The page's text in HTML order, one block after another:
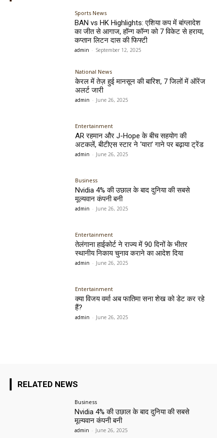
Sports News
BAN vs HK Highlights: एशिया कप में बांग्लादेश
का जीत से आगाज, हॉन्ग कॉन्ग को 7 विकेट से हराया,
कप्तान लिटन दास की फिफ्टी
admin - September 12, 2025
National News
केरल में तेज़ हुई मानसून की बारिश, 7 जिलों में ऑरेंज
अलर्ट जारी
admin - June 26, 2025
Entertainment
AR रहमान और J-Hope के बीच सहयोग की
अटकलें, बीटीएस स्टार ने ‘यारा’ गाने पर बढ़ाया ट्रेंड
admin - June 26, 2025
Business
Nvidia 4% की उछाल के बाद दुनिया की सबसे
मूल्यवान कंपनी बनी
admin - June 26, 2025
Entertainment
तेलंगाना हाईकोर्ट ने राज्य में 90 दिनों के भीतर
स्थानीय निकाय चुनाव कराने का आदेश दिया
admin - June 26, 2025
Entertainment
क्या विजय वर्मा अब फातिमा सना शेख को डेट कर रहे
हैं?
admin - June 26, 2025
RELATED NEWS
Business
Nvidia 4% की उछाल के बाद दुनिया की सबसे
मूल्यवान कंपनी बनी
admin - June 26, 2025